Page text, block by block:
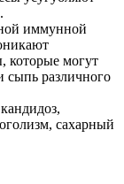
иммунной
которые могут
сыпь различного
сахарный